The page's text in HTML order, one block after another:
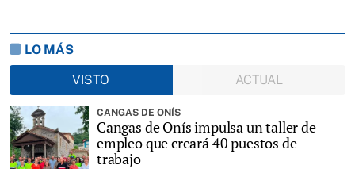
LO MÁS
VISTO
ACTUAL
CANGAS DE ONÍS
Cangas de Onís impulsa un taller de
empleo que creará 40 puestos de
trabajo